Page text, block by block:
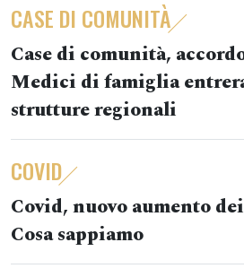
CASE DI COMUNITÀ
Case di comunità,
Medici di famiglia
strutture regionali
COVID
Covid, nuovo aumento
Cosa sappiamo